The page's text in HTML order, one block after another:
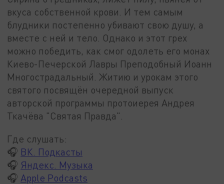
вкуса собственной крови. И тем самым
блудники постепенно убивают свою душу, а
вместе с ней и тело. Однако и этот грех
можно победить, как смог одолеть его монах
Киево-Печерской Лавры Преподобный Иоанн
Многострадальный. Житию и урокам этого
святого посвящён очередной выпуск
авторской программы протоиерея Андрея
Ткачёва "Святая Правда".
Где слушать:
🎧 ВК. Подкасты
🎧 Яндекс. Музыка
🎧 Apple Podcasts